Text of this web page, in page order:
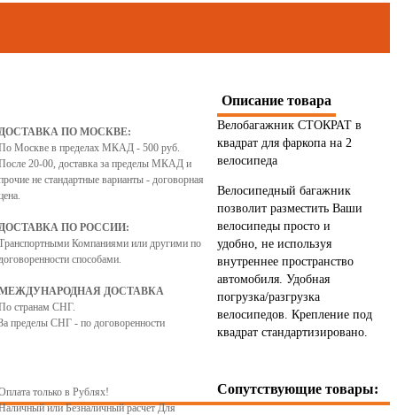
ПО МОСКВЕ:
Москве в пределах МКАД - 500 руб.
20-00, доставка за пределы МКАД и
не стандартные варианты - договорная
ПО РОССИИ:
Компаниями или другими по
способами.
ДОСТАВКА
странам СНГ.
пределы СНГ - по договоренности
только в Рублях!
или Безналичный расчет Для
Описание товара
Велобагажник СТОКРАТ в
квадрат для фаркопа на 2
велосипеда
Велосипедный багажник
позволит разместить Ваши
велосипеды просто и
удобно, не используя
внутреннее пространство
автомобиля. Удобная
погрузка/разгрузка
велосипедов. Крепление под
квадрат стандартизировано.
Сопутствующие товары: